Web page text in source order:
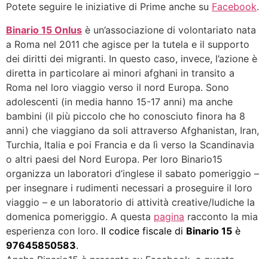
Potete seguire le iniziative di Prime anche su Facebook.
Binario 15 Onlus è un’associazione di volontariato nata
a Roma nel 2011 che agisce per la tutela e il supporto
dei diritti dei migranti. In questo caso, invece, l’azione è
diretta in particolare ai minori afghani in transito a
Roma nel loro viaggio verso il nord Europa. Sono
adolescenti (in media hanno 15-17 anni) ma anche
bambini (il più piccolo che ho conosciuto finora ha 8
anni) che viaggiano da soli attraverso Afghanistan, Iran,
Turchia, Italia e poi Francia e da lì verso la Scandinavia
o altri paesi del Nord Europa. Per loro Binario15
organizza un laboratori d’inglese il sabato pomeriggio –
per insegnare i rudimenti necessari a proseguire il loro
viaggio – e un laboratorio di attività creative/ludiche la
domenica pomeriggio. A questa pagina racconto la mia
esperienza con loro. Il codice fiscale di Binario 15 è
97645850583.